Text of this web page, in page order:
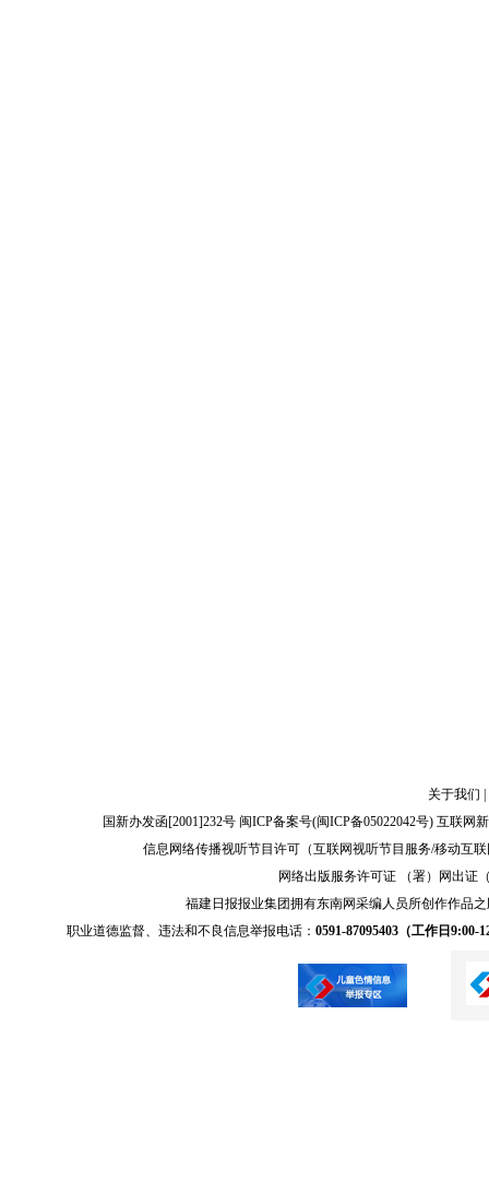
关于我们
国新办发函[2001]232号 闽ICP备案号(闽ICP备05022042号) 互联网
信息网络传播视听节目许可（互联网视听节目服务/移动互
网络出版服务许可证 （署）网出证
福建日报报业集团拥有东南网采编人员所创作作品
职业道德监督、违法和不良信息举报电话： 0591-87095403（工作日9:00-